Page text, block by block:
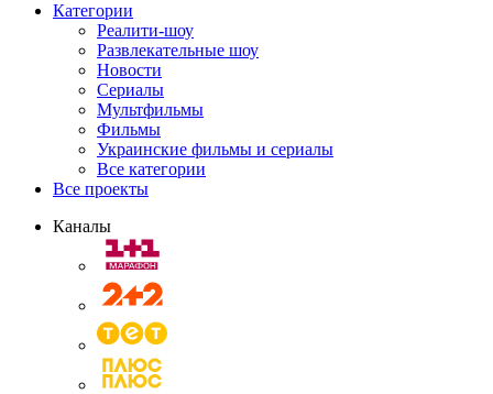
Категории
Реалити-шоу
Развлекательные шоу
Новости
Сериалы
Мультфильмы
Фильмы
Украинские фильмы и сериалы
Все категории
Все проекты
Каналы